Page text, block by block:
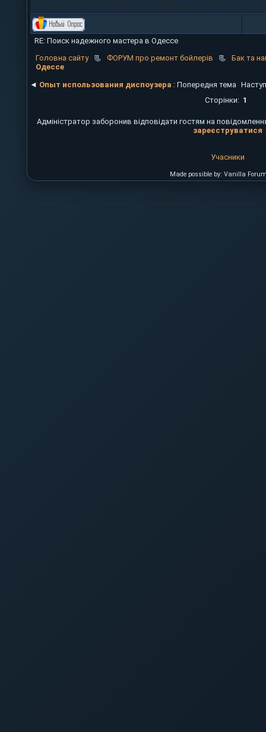
RE: Поиск надежного мастера в Одессе
Головна сайту
📃 ФОРУМ про ремонт бойлерів 📃 Бак та
Одессе
◄ Опыт использования диспоузера : Попередня тема
Сторінки: 1
Адміністратор заборонив відповідати гостям на
зареєструватися
Учасники
Made possible by: Vanilla